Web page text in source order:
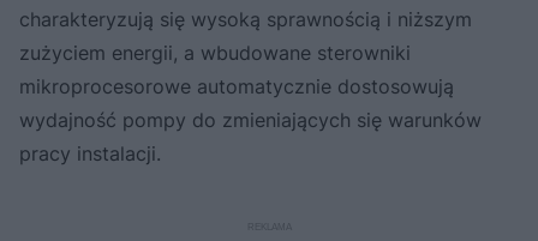
charakteryzują się wysoką sprawnością i niższym
zużyciem energii, a wbudowane sterowniki
mikroprocesorowe automatycznie dostosowują
wydajność pompy do zmieniających się warunków
pracy instalacji.